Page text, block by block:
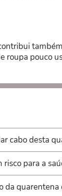
pouco
cabo desta
para a
da